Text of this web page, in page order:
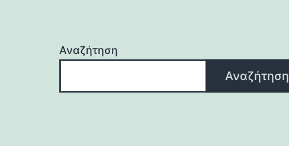
Αναζήτηση
Αναζήτηση